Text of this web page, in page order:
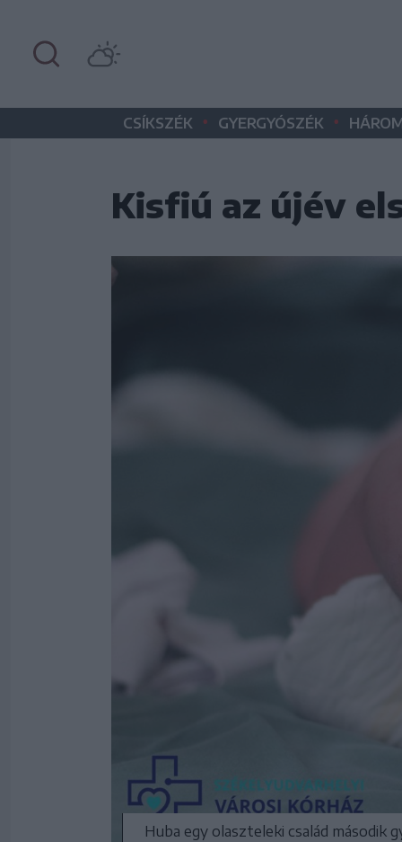
CSÍKSZÉK • GYERGYÓSZÉK •
Kisfiú az újév
Huba egy olaszteleki család második